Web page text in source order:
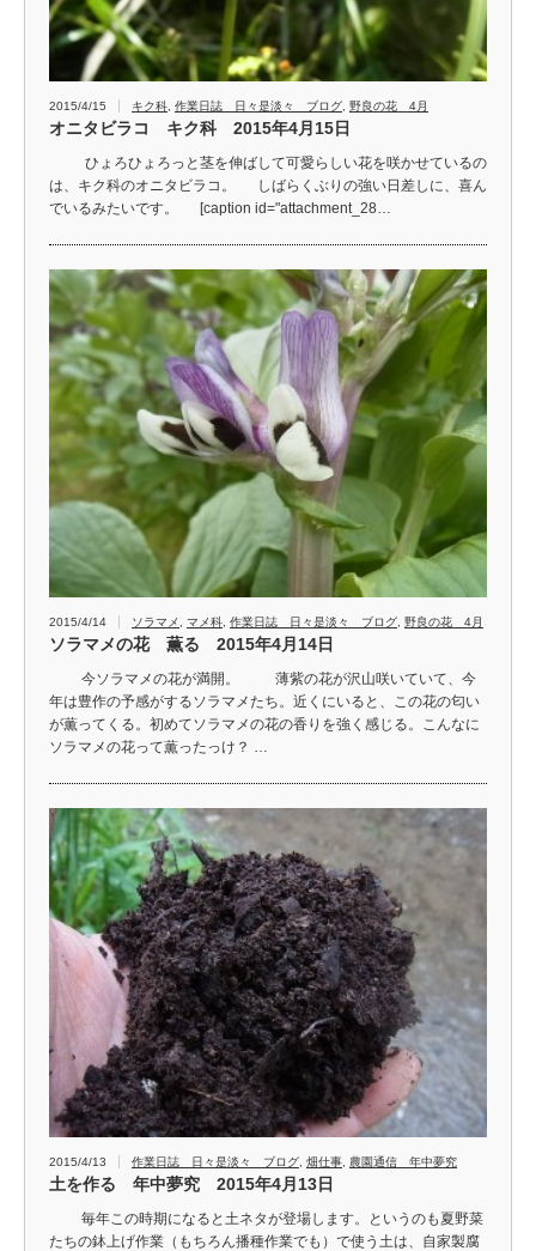
2015/4/15 キク科 作業日誌 日々是淡々 ブログ 野良の花 4月
オニタビラコ キク科 2015年4月15日
ひょろひょろっと茎を伸ばして可愛らしい花を咲かせているの
は、キク科のオニタビラコ。 しばらくぶりの強い日差しに、喜ん
でいるみたいです。 [caption id="attachment_28…
2015/4/14 ソラマメ マメ科 作業日誌 日々是淡々 ブログ 野良の花 4月
ソラマメの花 薫る 2015年4月14日
今ソラマメの花が満開。 薄紫の花が沢山咲いていて、今
年は豊作の予感がするソラマメたち。近くにいると、この花の匂い
が薫ってくる。初めてソラマメの花の香りを強く感じる。こんなに
ソラマメの花って薫ったっけ？ …
2015/4/13 作業日誌 日々是淡々 ブログ 畑仕事 農園通信 年中夢究
土を作る 年中夢究 2015年4月13日
毎年この時期になると土ネタが登場します。というのも夏野菜
たちの鉢上げ作業（もちろん播種作業でも）で使う土は、自家製腐